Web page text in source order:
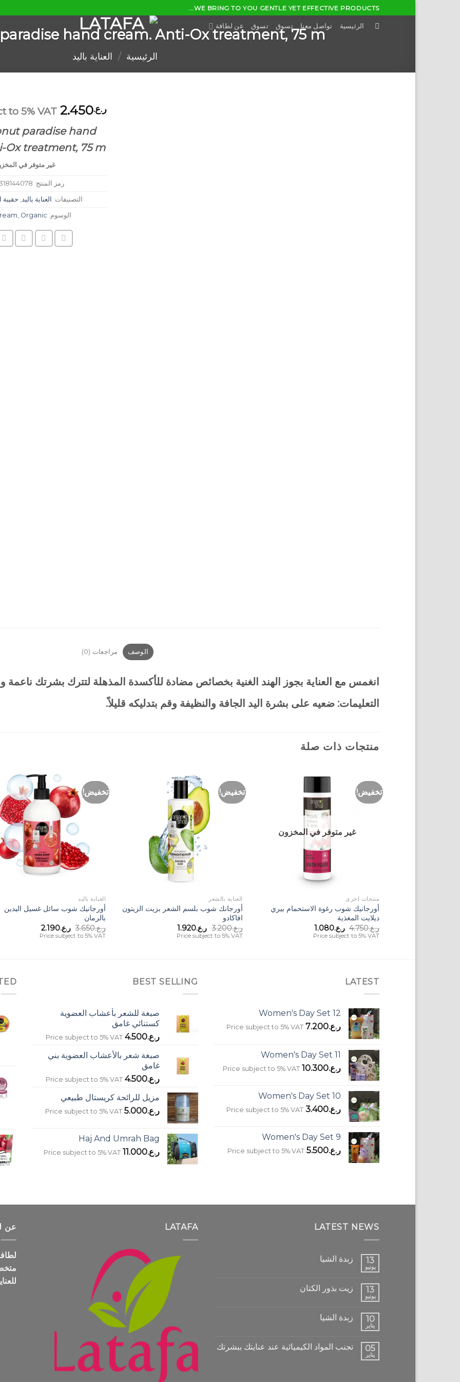
to
WE BRING TO YOU GENTLE YET EFFECTIVE PRODUCTS...
الرئيسية تواصل معنا تسوق تسوق
عن لطافة
hand cream. Anti-Ox treatment, 75 m
الرئيسية / العناية باليد
ر.ع.2.450
to 5% VAT
paradise hand
Ox treatment, 75 m
غير متوفر في
رمز المنتج:
التصنيفات: العناية باليد, حقيبة
الوسوم: , Organic
الوصف مراجعات (0)
انغمس مع العناية بجوز الهند الغنية بخصائص مضادة للأكسدة المذهلة لتترك بشرتك
التعليمات: ضعيه على بشرة اليد الجافة والنظيفة وقم بتدليكه قليلاً.
منتجات ذات صلة
تخفيض!
غير متوفر في المخزون
منتجات اخرى
أورجانيك شوب رغوة الاستحمام بيري
ديلايت المغذية
ر.ع.4.750 السعر
الأصلي
هو:
ر.ع.1.080السعر
الحاليPrice subject to 5% VAT
تخفيض!
العناية بالشعر
أورجانك شوب بلسم الشعر بزيت الزيتون
افاكادو
ر.ع.3.200 السعر
الأصلي
هو:
ر.ع.1.920السعر
الحاليPrice subject to 5% VAT
تخفيض!
العناية باليد
أورجانيك شوب سائل غسيل اليدين
بالرمان
ر.ع.3.650 السعر
الأصلي
هو:
ر.ع.2.190السعر
الحاليPrice subject to 5% VAT
LATEST
Women's Day Set 12
ر.ع.7.200
Price subject to 5% VAT
Women's Day Set 11
ر.ع.10.300
Price subject to 5% VAT
Women's Day Set 10
ر.ع.3.400
Price subject to 5% VAT
Women's Day Set 9
ر.ع.5.500
Price subject to 5% VAT
BEST SELLING
صبغة للشعر بأعشاب العضوية
كستنائي غامق
ر.ع.4.500
Price subject to 5% VAT
صبغة شعر بالأعشاب العضوية بني
غامق
ر.ع.4.500
Price subject to 5% VAT
مزيل للرائحة كريستال طبيعي
ر.ع.5.000
Price subject to 5% VAT
Haj And Umrah Bag
ر.ع.11.000
Price subject to 5% VAT
LATEST NEWS
13
يونيو
زبدة الشيا
13
يونيو
زيت بذور الكتان
10
يناير
زبدة الشيا
05
يناير
تجنب المواد الكيميائية عند عنايتك ببشرتك
LATAFA عن